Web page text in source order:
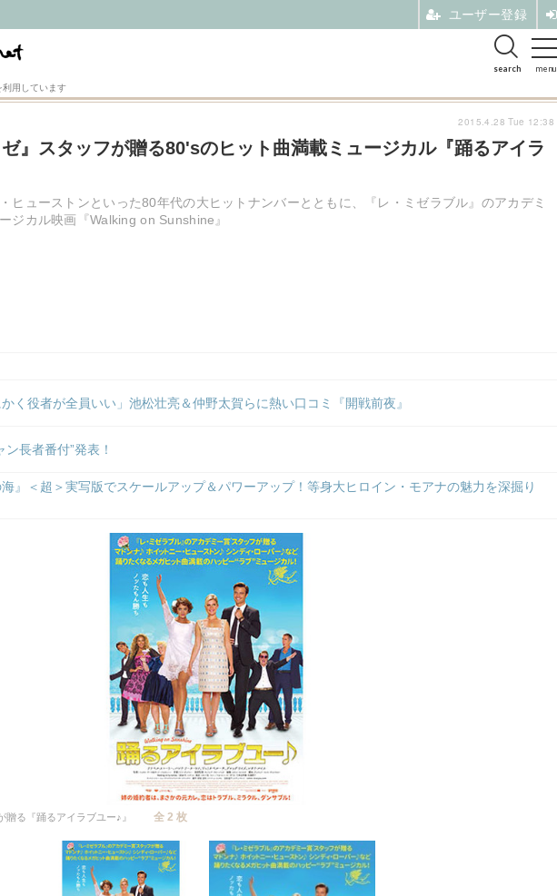
menu
search
用しています
ゼ』スタッフが贈る80'sのヒット曲満載ミュージカル『踊るアイラ
ヒューストンといった80年代の大ヒットナンバーとともに、『レ・ミゼラブル』のアカデミ
ジカル映画『Walking on Sunshine』
く役者が全員いい」池松壮亮＆仲野太賀らに熱い口コミ『開戦前夜』
長者番付”発表！
海』＜超＞実写版でスケールアップ＆パワーアップ！等身大ヒロイン・モアナの魅力を深掘り
2015.4.28 Tue 12:38
贈る『踊るアイラブユー♪』 全 2 枚
ユーザー登録